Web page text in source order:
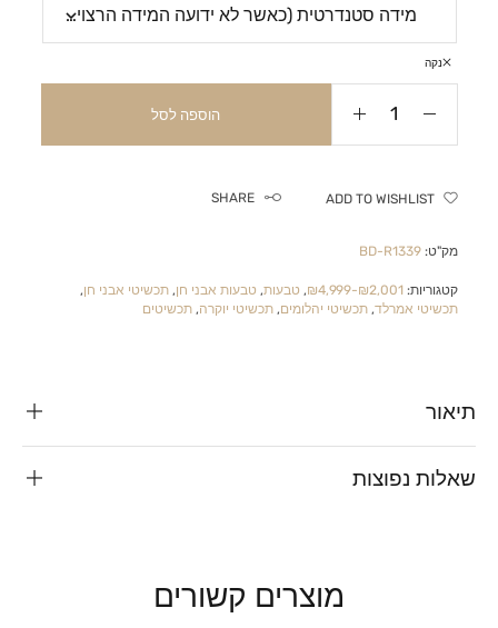
נקה
הוספה לסל
ADD TO WISHLIST
SHARE
מק"ט:BD-R1339
קטגוריות:₪2,001-₪4,999
, טבעות, טבעות אבני חן,תכשיטי אבני חן,
תכשיטי אמרלד,תכשיטי יהלומים,תכשיטי יוקרה,תכשיטים
תיאור
שאלות נפוצות
מוצרים קשורים